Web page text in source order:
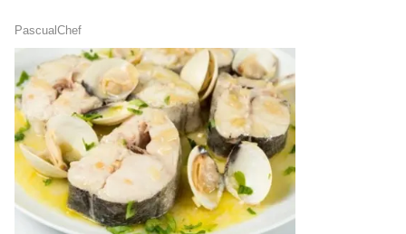
PascualChef